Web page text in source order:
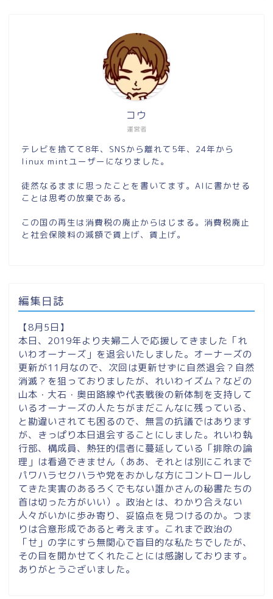
運営者
コウ
テレビを捨てて8年、SNSから離れて5年、24年から
linux mintユーザーになりました。
徒然なるままに思ったことを書いてます。AIに書かせる
ことは思考の放棄である。
この国の再生は消費税の廃止からはじまる。消費税廃止
と社会保険料の減額で賃上げ、賃上げ。
編集日誌
【8月5日】
本日、2019年より夫婦二人で応援してきました「れ
いわオーナーズ」を退会いたしました。オーナーズの
更新が11月なので、次回は更新せずに自然退会？自然
消滅？を狙っておりましたが、れいわイズム？などの
山本・大石・奥田路線や代表戦後の新体制を支持して
いるオーナーズの人たちがまだこんなに残っている、
と勘違いされても困るので、無言の抗議ではあります
が、きっぱり本日退会することにしました。れいわ執
行部、構成員、熱狂的信者に蔓延している「排除の論
理」は看過できません（ああ、それとは別にこれまで
パワハラセクハラや党をおかしな方にコントロールし
てきた実害のあるろくでもない誰かさんの秘書たちの
首は切った方がいい）。政治とは、わかり合えない
人々がいかに歩み寄り、妥協点を見つけるのか。つま
りは合意形成であると考えます。これまで政治の
「せ」の字にすら無関心で盲目的な私たちでしたが、
その目を開かせてくれたことには感謝しております。
ありがとうございました。